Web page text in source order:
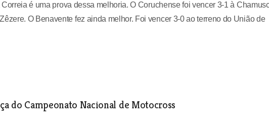
é uma prova dessa melhoria. O Coruchense foi vencer 3-1 à
O Benavente fez ainda melhor. Foi vencer 3-0 ao terreno do União de
do Campeonato Nacional de Motocross